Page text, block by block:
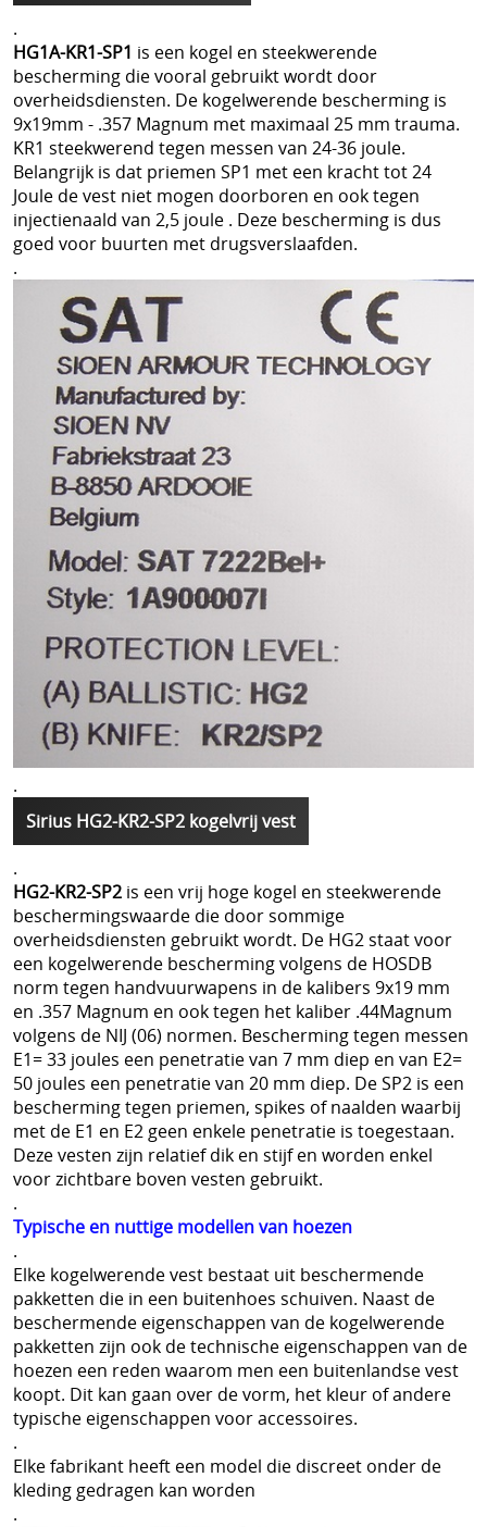
.
HG1A-KR1-SP1 is een kogel en steekwerende
bescherming die vooral gebruikt wordt door
overheidsdiensten. De kogelwerende bescherming is
9x19mm - .357 Magnum met maximaal 25 mm trauma.
KR1 steekwerend tegen messen van 24-36 joule.
Belangrijk is dat priemen SP1 met een kracht tot 24
Joule de vest niet mogen doorboren en ook tegen
injectienaald van 2,5 joule . Deze bescherming is dus
goed voor buurten met drugsverslaafden.
.
.
Sirius HG2-KR2-SP2 kogelvrij vest
.
HG2-KR2-SP2 is een vrij hoge kogel en steekwerende
beschermingswaarde die door sommige
overheidsdiensten gebruikt wordt. De HG2 staat voor
een kogelwerende bescherming volgens de HOSDB
norm tegen handvuurwapens in de kalibers 9x19 mm
en .357 Magnum en ook tegen het kaliber .44Magnum
volgens de NIJ (06) normen. Bescherming tegen messen
E1= 33 joules een penetratie van 7 mm diep en van E2=
50 joules een penetratie van 20 mm diep. De SP2 is een
bescherming tegen priemen, spikes of naalden waarbij
met de E1 en E2 geen enkele penetratie is toegestaan.
Deze vesten zijn relatief dik en stijf en worden enkel
voor zichtbare boven vesten gebruikt.
.
Typische en nuttige modellen van hoezen
.
Elke kogelwerende vest bestaat uit beschermende
pakketten die in een buitenhoes schuiven. Naast de
beschermende eigenschappen van de kogelwerende
pakketten zijn ook de technische eigenschappen van de
hoezen een reden waarom men een buitenlandse vest
koopt. Dit kan gaan over de vorm, het kleur of andere
typische eigenschappen voor accessoires.
.
Elke fabrikant heeft een model die discreet onder de
kleding gedragen kan worden
.